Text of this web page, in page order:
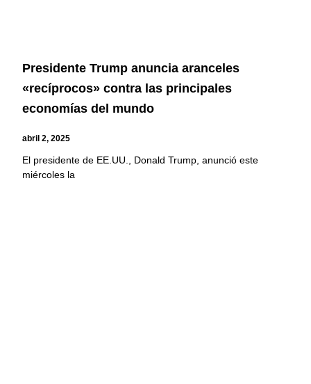
Presidente Trump anuncia aranceles
«recíprocos» contra las principales
economías del mundo
abril 2, 2025
El presidente de EE.UU., Donald Trump, anunció este
miércoles la